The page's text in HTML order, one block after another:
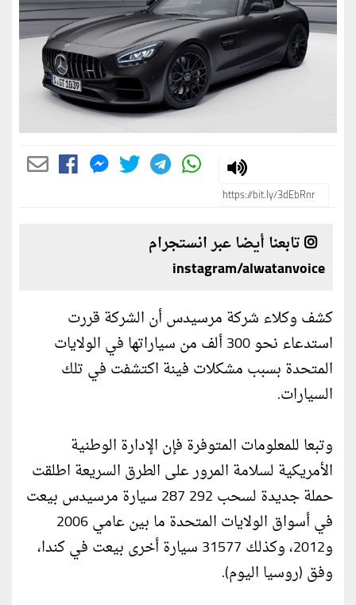
تابعنا أيضا عبر انستجرام
instagram/alwatanvoice
كشف وكلاء شركة مرسيدس أن الشركة قررت
استدعاء نحو 300 ألف من سياراتها في الولايات
المتحدة بسبب مشكلات فينة اكتشفت في تلك
السيارات.
وتبعا للمعلومات المتوفرة فإن الإدارة الوطنية
الأمريكية لسلامة المرور على الطرق السريعة اطلقت
حملة جديدة لسحب 292 287 سيارة مرسيدس بيعت
في أسواق الولايات المتحدة ما بين عامي 2006
و2012، وكذلك 31577 سيارة أخرى بيعت في كندا،
وفق (روسيا اليوم).